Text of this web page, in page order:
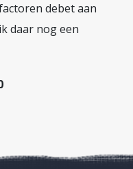
debet aan
daar nog een